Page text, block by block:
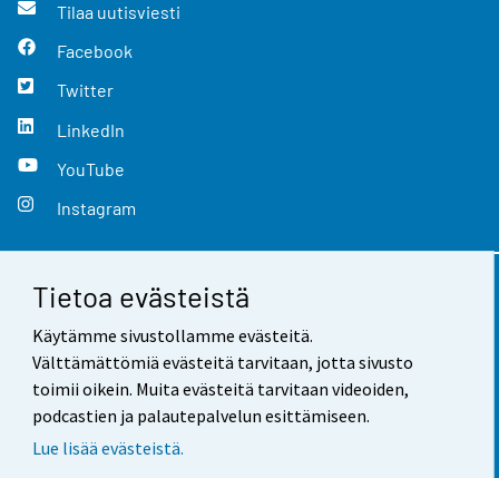
Tietoa evästeistä
Käytämme sivustollamme evästeitä.
Välttämättömiä evästeitä tarvitaan, jotta sivusto
toimii oikein. Muita evästeitä tarvitaan videoiden,
podcastien ja palautepalvelun esittämiseen.
Lue lisää evästeistä.
Tilaa uutisviesti
Facebook
Twitter
LinkedIn
YouTube
Instagram
Yhteystiedot
Palaute
Käyttöehdot